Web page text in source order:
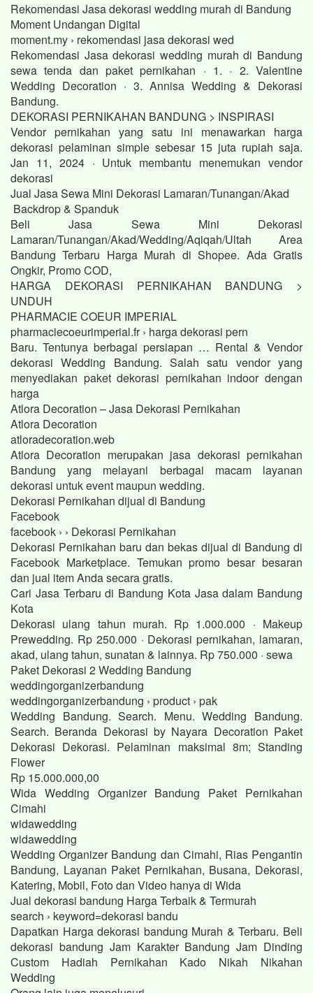
Rekomendasi Jasa dekorasi wedding murah di Bandung
Moment Undangan Digital
moment.my › rekomendasi jasa dekorasi wed
Rekomendasi Jasa dekorasi wedding murah di Bandung
sewa tenda dan paket pernikahan · 1. · 2. Valentine
Wedding Decoration · 3. Annisa Wedding & Dekorasi
Bandung.
DEKORASI PERNIKAHAN BANDUNG > INSPIRASI
Vendor pernikahan yang satu ini menawarkan harga
dekorasi pelaminan simple sebesar 15 juta rupiah saja.
Jan 11, 2024 · Untuk membantu menemukan vendor
dekorasi
Jual Jasa Sewa Mini Dekorasi Lamaran/Tunangan/Akad
Backdrop & Spanduk
Beli Jasa Sewa Mini Dekorasi
Lamaran/Tunangan/Akad/Wedding/Aqiqah/Ultah Area
Bandung Terbaru Harga Murah di Shopee. Ada Gratis
Ongkir, Promo COD,
HARGA DEKORASI PERNIKAHAN BANDUNG >
UNDUH
PHARMACIE COEUR IMPERIAL
pharmaciecoeurimperial.fr › harga dekorasi pern
Baru. Tentunya berbagai persiapan … Rental & Vendor
dekorasi Wedding Bandung. Salah satu vendor yang
menyediakan paket dekorasi pernikahan indoor dengan
harga
Atlora Decoration – Jasa Dekorasi Pernikahan
Atlora Decoration
atloradecoration.web
Atlora Decoration merupakan jasa dekorasi pernikahan
Bandung yang melayani berbagai macam layanan
dekorasi untuk event maupun wedding.
Dekorasi Pernikahan dijual di Bandung
Facebook
facebook › › Dekorasi Pernikahan
Dekorasi Pernikahan baru dan bekas dijual di Bandung di
Facebook Marketplace. Temukan promo besar besaran
dan jual item Anda secara gratis.
Cari Jasa Terbaru di Bandung Kota Jasa dalam Bandung
Kota
Dekorasi ulang tahun murah. Rp 1.000.000 · Makeup
Prewedding. Rp 250.000 · Dekorasi pernikahan, lamaran,
akad, ulang tahun, sunatan & lainnya. Rp 750.000 · sewa
Paket Dekorasi 2 Wedding Bandung
weddingorganizerbandung
weddingorganizerbandung › product › pak
Wedding Bandung. Search. Menu. Wedding Bandung.
Search. Beranda Dekorasi by Nayara Decoration Paket
Dekorasi Dekorasi. Pelaminan maksimal 8m; Standing
Flower
Rp 15.000.000,00
Wida Wedding Organizer Bandung Paket Pernikahan
Cimahi
widawedding
widawedding
Wedding Organizer Bandung dan Cimahi, Rias Pengantin
Bandung, Layanan Paket Pernikahan, Busana, Dekorasi,
Katering, Mobil, Foto dan Video hanya di Wida
Jual dekorasi bandung Harga Terbaik & Termurah
search › keyword=dekorasi bandu
Dapatkan Harga dekorasi bandung Murah & Terbaru. Beli
dekorasi bandung Jam Karakter Bandung Jam Dinding
Custom Hadiah Pernikahan Kado Nikah Nikahan
Wedding